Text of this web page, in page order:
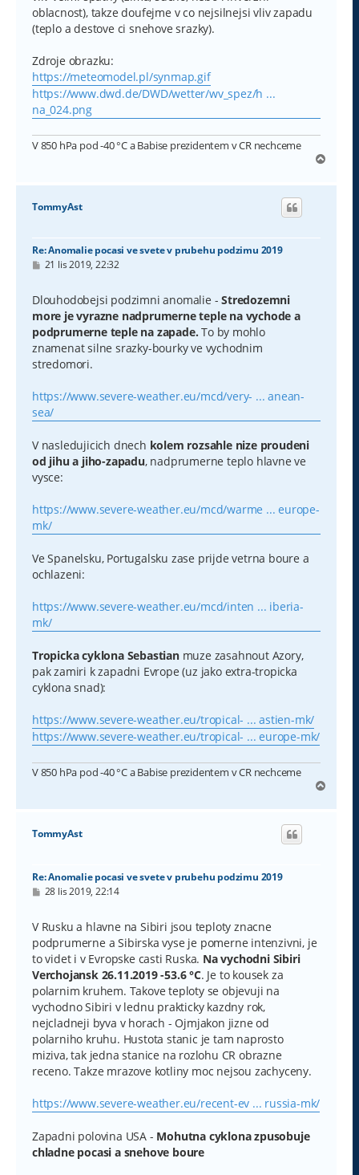
oblacnost), takze doufejme v co nejsilnejsi vliv zapadu
(teplo a destove ci snehove srazky).
Zdroje obrazku:
https://meteomodel.pl/synmap.gif
https://www.dwd.de/DWD/wetter/wv_spez/h ...
na_024.png
V 850 hPa pod -40 °C a Babise prezidentem v CR nechceme
h
TommyAst
Re: Anomalie pocasi ve svete v prubehu podzimu 2019
P
s
p
ě
v
k
21 lis 2019, 22:32
Dlouhodobejsi podzimni anomalie -Stredozemni
more je vyrazne nadprumerne teple na vychode a
podprumerne teple na zapade. To by mohlo
znamenat silne srazky-bourky ve vychodnim
stredomori.
https://www.severe-weather.eu/mcd/very- ... anean-
sea/
V nasledujicich dnech kolem rozsahle nize proudeni
od jihu a jiho-zapadu, nadprumerne teplo hlavne ve
vysce:
https://www.severe-weather.eu/mcd/warme ... europe-
mk/
Ve Spanelsku, Portugalsku zase prijde vetrna boure a
ochlazeni:
https://www.severe-weather.eu/mcd/inten ... iberia-
mk/
Tropicka cyklona Sebastianmuze zasahnout Azory,
pak zamiri k zapadni Evrope (uz jako extra-tropicka
cyklona snad):
https://www.severe-weather.eu/tropical- ... astien-mk/
https://www.severe-weather.eu/tropical- ... europe-mk/
V 850 hPa pod -40 °C a Babise prezidentem v CR nechceme
h
TommyAst
Re: Anomalie pocasi ve svete v prubehu podzimu 2019
P
s
p
ě
v
k
28 lis 2019, 22:14
V Rusku a hlavne na Sibiri jsou teploty znacne
podprumerne a Sibirska vyse je pomerne intenzivni, je
to videt i v Evropske casti Ruska. Na vychodni Sibiri
Verchojansk 26.11.2019 -53.6 °C. Je to kousek za
polarnim kruhem. Takove teploty se objevuji na
vychodno Sibiri v lednu prakticky kazdny rok,
nejcladneji byva v horach - Ojmjakon jizne od
polarniho kruhu. Hustota stanic je tam naprosto
miziva, tak jedna stanice na rozlohu CR obrazne
receno. Takze mrazove kotliny moc nejsou zachyceny.
https://www.severe-weather.eu/recent-ev ... russia-mk/
Zapadni polovina USA - Mohutna cyklona zpusobuje
chladne pocasi a snehove boure